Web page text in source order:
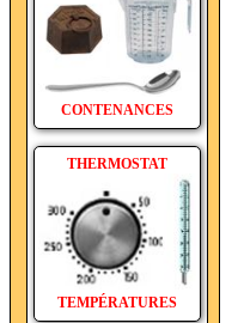
CONTENANCES
THERMOSTAT
TEMPÉRATURES